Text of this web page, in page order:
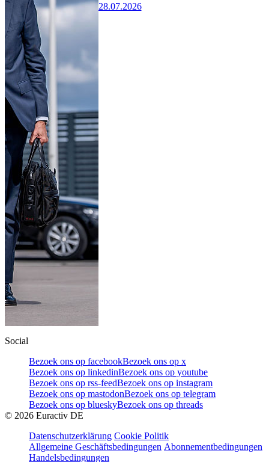
28.07.2026
Social
Bezoek ons op facebookBezoek ons op x
Bezoek ons op linkedinBezoek ons op youtube
Bezoek ons op rss-feedBezoek ons op instagram
Bezoek ons op mastodonBezoek ons op telegram
Bezoek ons op blueskyBezoek ons op threads
© 2026 Euractiv DE
Datenschutzerklärung Cookie Politik
Allgemeine Geschäftsbedingungen Abonnementbedingungen
Handelsbedingungen